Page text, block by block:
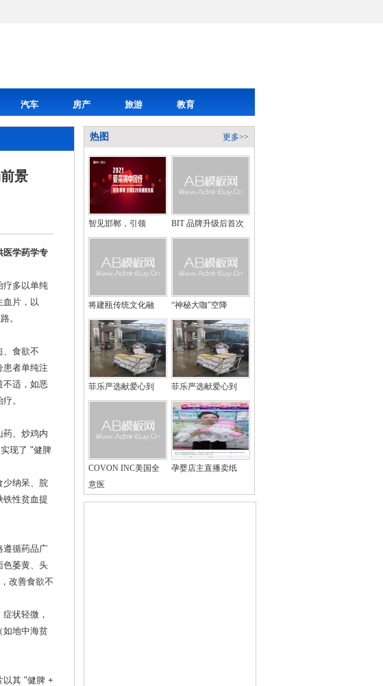
汽车 房产 旅游 教育
景
医学药学专
疗多以单纯
血片，以
。
、食欲不
患者单纯注
不适，如恶
。
药、炒鸡内
现了 "健脾
少纳呆、脘
铁性贫血提
遵循药品广
色萎黄、头
改善食欲不
状轻微，
如地中海贫
以其 "健脾 +
热图 更多>>
智见邯郸，引领 BIT 品牌升级后首次
将建瓯传统文化融 “神秘大咖”空降
菲乐严选献爱心到 菲乐严选献爱心到
COVON INC美国全
意医
孕婴店主直播卖纸